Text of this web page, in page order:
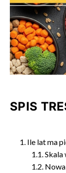
SPIS
Ile lat ma
Skala